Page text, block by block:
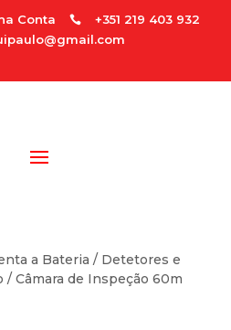
Conta  +351 219 403 932
a Bateria / Detetores e
/ Câmara de Inspeção 60m